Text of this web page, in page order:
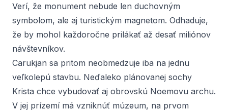
Verí, že monument nebude len duchovným
symbolom, ale aj turistickým magnetom. Odhaduje,
že by mohol každoročne prilákať až desať miliónov
návštevníkov.
Carukjan sa pritom neobmedzuje iba na jednu
veľkolepú stavbu. Neďaleko plánovanej sochy
Krista chce vybudovať aj obrovskú Noemovu archu.
V jej prízemí má vzniknúť múzeum, na prvom